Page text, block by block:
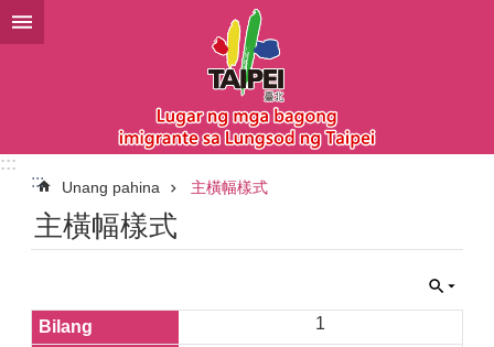
Lumaktaw sa pangunahing bloke ng nilalaman
:::
:::
Unang pahina 主橫幅樣式
主橫幅樣式
1